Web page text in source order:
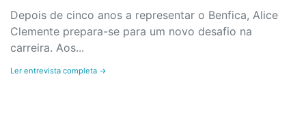
Depois de cinco anos a representar o Benfica, Alice
Clemente prepara-se para um novo desafio na
carreira. Aos...
Ler entrevista completa →